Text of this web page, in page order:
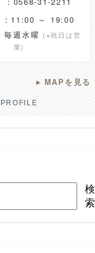
：11:00 ～ 19:00
毎週水曜 (※祝日は営
業)
▸ MAPを見る
PROFILE
検
索